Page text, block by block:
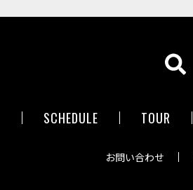
SCHEDULE TOUR
お問い合わせ